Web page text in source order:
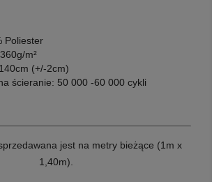
Poliester
m²
(+/-2cm)
ścieranie: 50 000 -60 000 cykli
jest na metry bieżące (1m x
1,40m).